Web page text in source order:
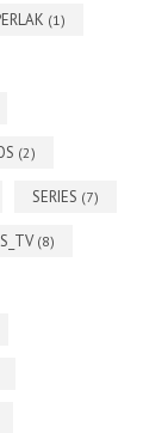
(1)
(2)
SERIES (7)
(8)